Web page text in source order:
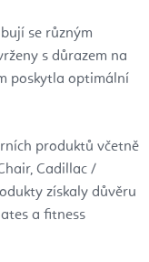
se různým
s důrazem na
poskytla optimální
produktů včetně
Cadillac /
získaly důvěru
a fitness